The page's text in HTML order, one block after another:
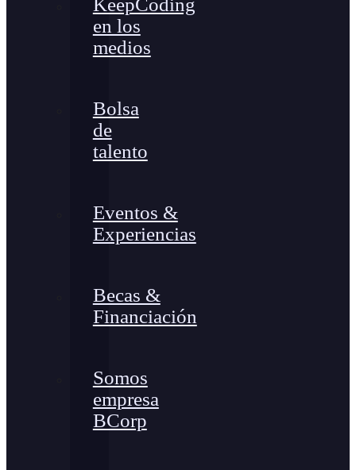
KeepCoding
en los
medios
Bolsa
de
talento
Eventos &
Experiencias
Becas &
Financiación
Somos
empresa
BCorp